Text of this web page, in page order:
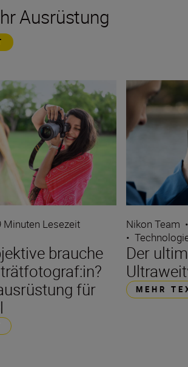
Ausrüstung
Minuten Lesezeit
brauche
für
Nikon Team
•
Der
MEHR